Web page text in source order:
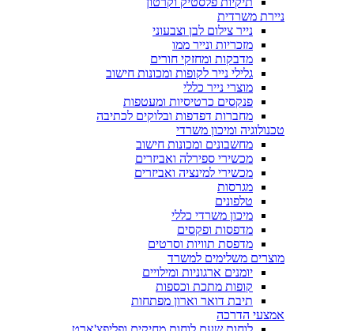
ניירת משרדית
נייר צילום לבן וצבעוני
מזכריות ונייר ממו
מדבקות ומחזקי חורים
גלילי נייר לקופות ומכונות חישוב
מוצרי נייר כללי
פנקסים כרטיסיות ומעטפות
מחברות דפדפות ובלוקים לכתיבה
טכנולוגיה ומיכון משרדי
מחשבונים ומכונות חישוב
מכשירי ספירלה ואביזרים
מכשירי למינציה ואביזרים
מגרסות
טלפונים
מיכון משרדי כללי
מדפסות ופקסים
מדפסת תוויות וסרטים
מוצרים משלימים למשרד
יומנים ארגוניות ומילויים
קופות מתכת וכספות
תיבת דואר וארון מפתחות
אמצעי הדרכה